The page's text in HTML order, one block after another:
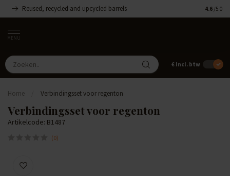
Reused, recycled and upcycled barrels 4.6 /5.0
MENU
€ Incl. btw
Home Verbindingsset voor regenton
Verbindingsset voor regenton
Artikelcode: B1487
(0)